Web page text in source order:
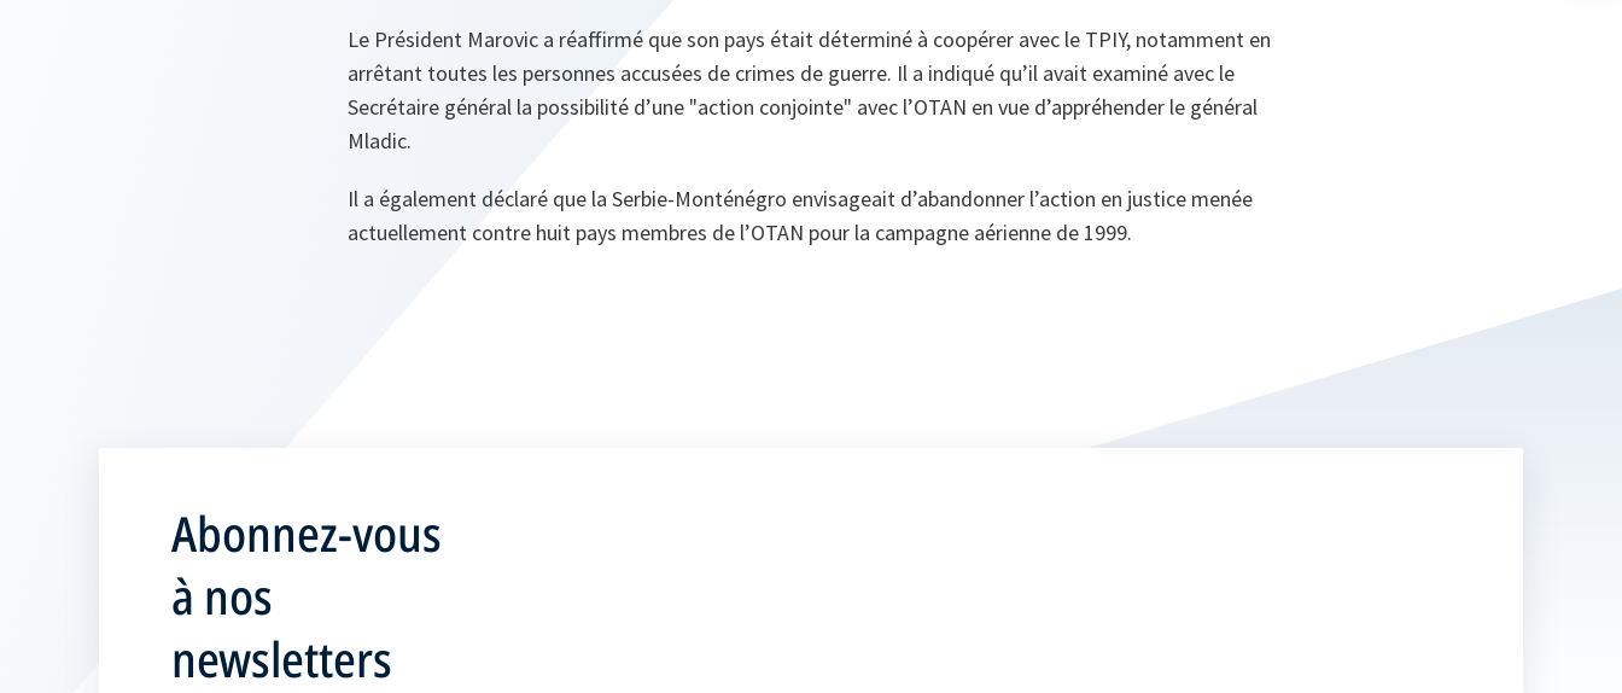
Le Président Marovic a réaffirmé que son pays était déterminé à coopérer avec le TPIY, notamment en
arrêtant toutes les personnes accusées de crimes de guerre. Il a indiqué qu’il avait examiné avec le
Secrétaire général la possibilité d’une "action conjointe" avec l’OTAN en vue d’appréhender le général
Mladic.
Il a également déclaré que la Serbie-Monténégro envisageait d’abandonner l’action en justice menée
actuellement contre huit pays membres de l’OTAN pour la campagne aérienne de 1999.
Abonnez-vous
à nos
newsletters